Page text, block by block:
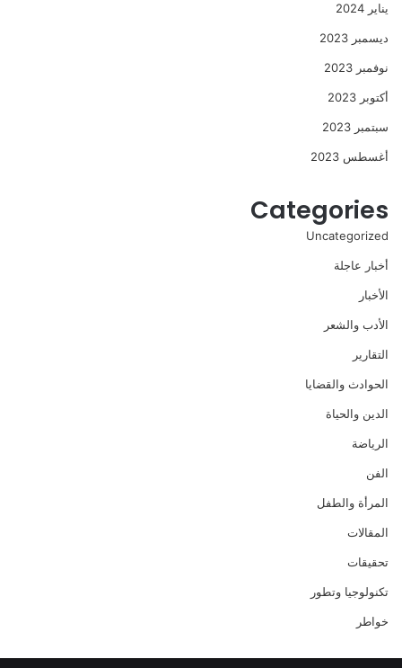
يناير 2024
ديسمبر 2023
نوفمبر 2023
أكتوبر 2023
سبتمبر 2023
أغسطس 2023
Categories
Uncategorized
أخبار عاجلة
الأخبار
الأدب والشعر
التقارير
الحوادث والقضايا
الدين والحياة
الرياضة
الفن
المرأة والطفل
المقالات
تحقيقات
تكنولوجيا وتطور
خواطر